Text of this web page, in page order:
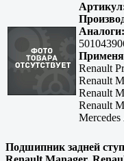
Аналоги:
Renault
Renault
Renault
Renault
Подшипник задней